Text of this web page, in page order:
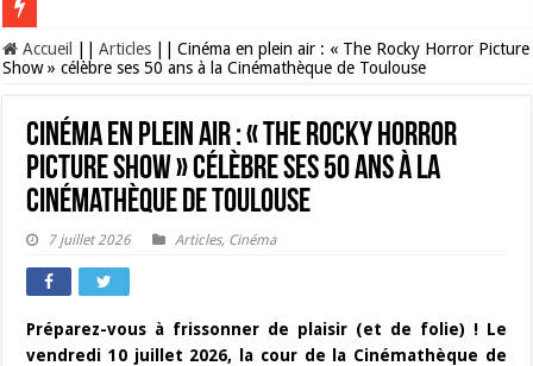
Les Nocturnes de la Cité de l’espace 2026 : l’événement incontournable de
Accueil Articles
Cinéma en plein air : « The Rocky Horror Picture
Show » célèbre ses 50 ans à la Cinémathèque de Toulouse
Cinéma en plein air : « The Rocky Horror
Picture Show » célèbre ses 50 ans à la
Cinémathèque de Toulouse
7 juillet 2026 Articles, Cinéma
Préparez-vous à frissonner de plaisir (et de folie) ! Le
vendredi 10 juillet 2026, la cour de la Cinémathèque de